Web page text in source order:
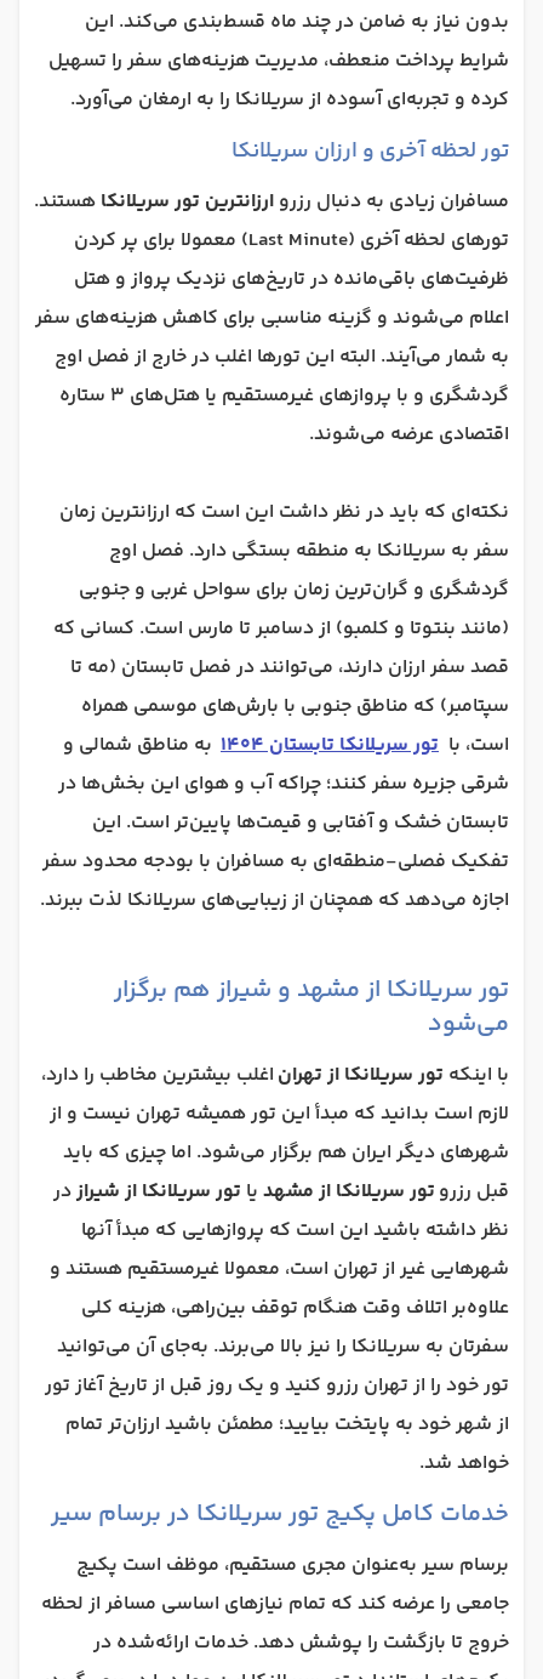
بدون نیاز به ضامن در چند ماه قسط‌بندی می‌کند. این
شرایط پرداخت منعطف، مدیریت هزینه‌های سفر را تسهیل
کرده و تجربه‌ای آسوده از سریلانکا را به ارمغان می‌آورد.
تور لحظه آخری و ارزان سریلانکا
مسافران زیادی به دنبال رزرو ارزانترین تور سریلانکا هستند.
تورهای لحظه آخری (Last Minute) معمولا برای پر کردن
ظرفیت‌های باقی‌مانده در تاریخ‌های نزدیک پرواز و هتل
اعلام می‌شوند و گزینه مناسبی برای کاهش هزینه‌های سفر
به شمار می‌آیند. البته این تورها اغلب در خارج از فصل اوج
گردشگری و با پروازهای غیرمستقیم یا هتل‌های ۳ ستاره
اقتصادی عرضه می‌شوند.
نکته‌ای که باید در نظر داشت این است که ارزانترین زمان
سفر به سریلانکا به منطقه بستگی دارد. فصل اوج
گردشگری و گران‌ترین زمان برای سواحل غربی و جنوبی
(مانند بنتوتا و کلمبو) از دسامبر تا مارس است. کسانی که
قصد سفر ارزان دارند، می‌توانند در فصل تابستان (مه تا
سپتامبر) که مناطق جنوبی با بارش‌های موسمی همراه
است، با تور سریلانکا تابستان 1404
به مناطق شمالی و
شرقی جزیره سفر کنند؛ چراکه آب و هوای این بخش‌ها در
تابستان خشک و آفتابی و قیمت‌ها پایین‌تر است. این
تفکیک فصلی-منطقه‌ای به مسافران با بودجه محدود سفر
اجازه می‌دهد که همچنان از زیبایی‌های سریلانکا لذت ببرند.
تور سریلانکا از مشهد و شیراز هم برگزار
می‌شود
با اینکه تور سریلانکا از تهران اغلب بیشترین مخاطب را دارد،
لازم است بدانید که مبدأ این تور همیشه تهران نیست و از
شهرهای دیگر ایران هم برگزار می‌شود. اما چیزی که باید
قبل رزرو تور سریلانکا از مشهد یا تور سریلانکا از شیرازدر
نظر داشته باشید این است که پروازهایی که مبدأ آنها
شهرهایی غیر از تهران است، معمولا غیرمستقیم هستند و
علاوه‌بر اتلاف وقت هنگام توقف بین‌راهی، هزینه کلی
سفرتان به سریلانکا را نیز بالا می‌برند. به‌جای آن می‌توانید
تور خود را از تهران رزرو کنید و یک روز قبل از تاریخ آغاز تور
از شهر خود به پایتخت بیایید؛ مطمئن باشید ارزان‌تر تمام
خواهد شد.
خدمات کامل پکیج تور سریلانکا در برسام سیر
برسام سیر به‌عنوان مجری مستقیم، موظف است پکیج
جامعی را عرضه کند که تمام نیازهای اساسی مسافر از لحظه
خروج تا بازگشت را پوشش دهد. خدمات ارائه‌شده در